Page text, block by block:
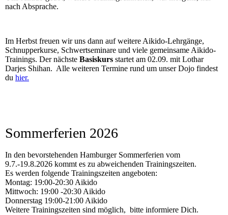
nach Absprache.
Im Herbst freuen wir uns dann auf weitere Aikido-Lehrgänge,
Schnupperkurse, Schwertseminare und viele gemeinsame Aikido-
Trainings. Der nächste Basiskurs startet am 02.09. mit Lothar
Darjes Shihan. Alle weiteren Termine rund um unser Dojo findest
du hier.
Sommerferien 2026
In den bevorstehenden Hamburger Sommerferien vom
9.7.-19.8.2026 kommt es zu abweichenden Trainingszeiten.
Es werden folgende Trainingszeiten angeboten:
Montag: 19:00-20:30 Aikido
Mittwoch: 19:00 -20:30 Aikido
Donnerstag 19:00-21:00 Aikido
Weitere Trainingszeiten sind möglich, bitte informiere Dich.